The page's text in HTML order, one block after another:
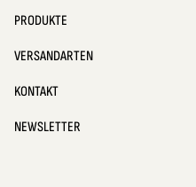
PRODUKTE
VERSANDARTEN
KONTAKT
NEWSLETTER